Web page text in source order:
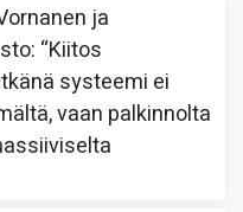
ja
: “Kiitos
systeemi ei
vaan palkinnolta